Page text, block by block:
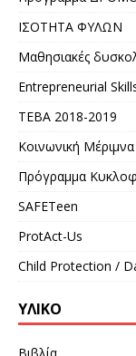
ΙΣΟΤΗΤΑ ΦΥΛΩΝ
Μαθησιακές
Entrepreneurial
ΤΕΒΑ 2018-2019
Κοινωνική
Πρόγραμμα
SAFETeen
ProtAct-Us
Child Protection /
ΥΛΙΚΌ